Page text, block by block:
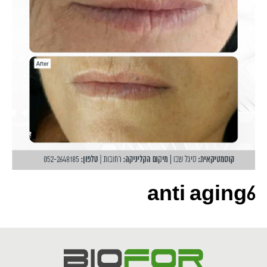
anti aging6